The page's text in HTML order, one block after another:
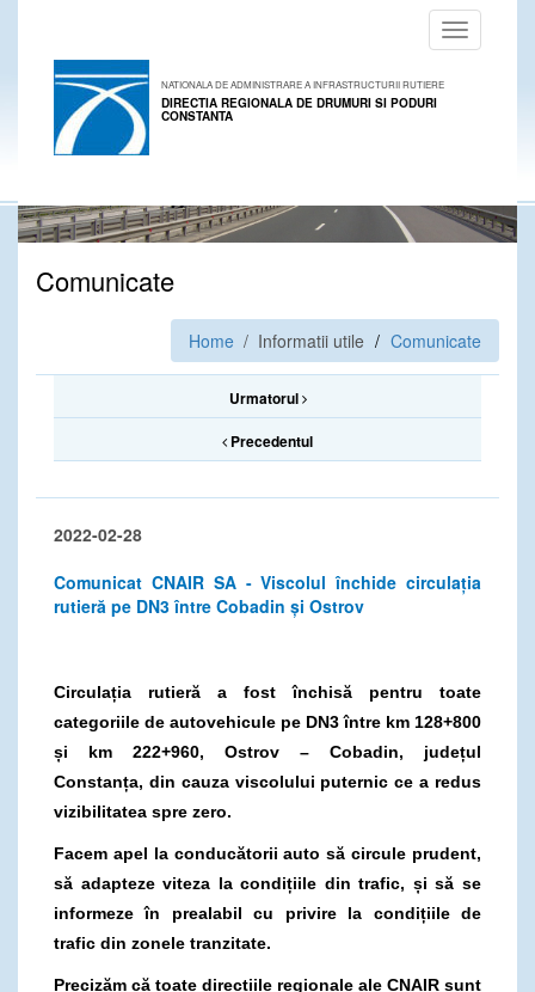
Toggle
navigation
NATIONALA DE ADMINISTRARE A INFRASTRUCTURII RUTIERE
DIRECTIA REGIONALA DE DRUMURI SI PODURI
CONSTANTA
Comunicate
Home / Informatii utile Comunicate
Urmatorul
Precedentul
2022-02-28
Comunicat CNAIR SA - Viscolul închide circulația
rutieră pe DN3 între Cobadin și Ostrov
Circulația rutieră a fost închisă pentru toate
categoriile de autovehicule pe DN3 între km 128+800
și km 222+960, Ostrov – Cobadin, județul
Constanța, din cauza viscolului puternic ce a redus
vizibilitatea spre zero.
Facem apel la conducătorii auto să circule prudent,
să adapteze viteza la condițiile din trafic, și să se
informeze în prealabil cu privire la condițiile de
trafic din zonele tranzitate.
Precizăm că toate direcțiile regionale ale CNAIR sunt